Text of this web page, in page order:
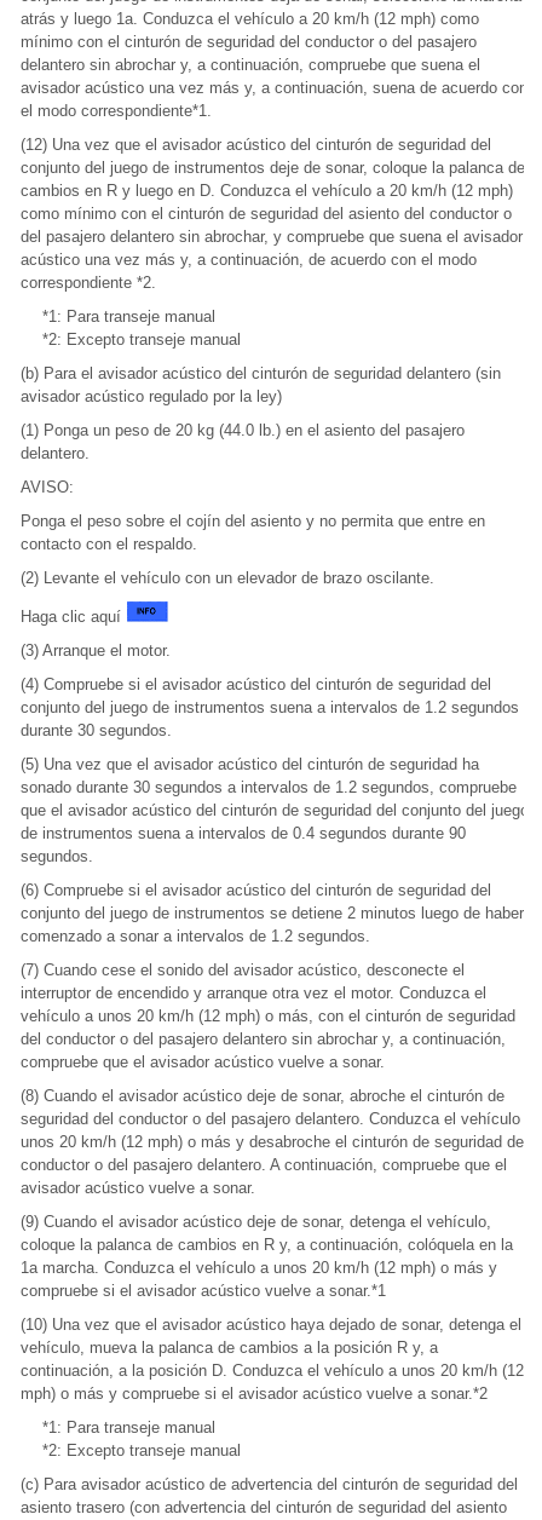
atrás y luego 1a. Conduzca el vehículo a 20 km/h (12 mph) como
mínimo con el cinturón de seguridad del conductor o del pasajero
delantero sin abrochar y, a continuación, compruebe que suena el
avisador acústico una vez más y, a continuación, suena de acuerdo con
el modo correspondiente*1.
(12) Una vez que el avisador acústico del cinturón de seguridad del
conjunto del juego de instrumentos deje de sonar, coloque la palanca de
cambios en R y luego en D. Conduzca el vehículo a 20 km/h (12 mph)
como mínimo con el cinturón de seguridad del asiento del conductor o
del pasajero delantero sin abrochar, y compruebe que suena el avisador
acústico una vez más y, a continuación, de acuerdo con el modo
correspondiente *2.
*1: Para transeje manual
*2: Excepto transeje manual
(b) Para el avisador acústico del cinturón de seguridad delantero (sin
avisador acústico regulado por la ley)
(1) Ponga un peso de 20 kg (44.0 lb.) en el asiento del pasajero
delantero.
AVISO:
Ponga el peso sobre el cojín del asiento y no permita que entre en
contacto con el respaldo.
(2) Levante el vehículo con un elevador de brazo oscilante.
Haga clic aquí
(3) Arranque el motor.
(4) Compruebe si el avisador acústico del cinturón de seguridad del
conjunto del juego de instrumentos suena a intervalos de 1.2 segundos
durante 30 segundos.
(5) Una vez que el avisador acústico del cinturón de seguridad ha
sonado durante 30 segundos a intervalos de 1.2 segundos, compruebe
que el avisador acústico del cinturón de seguridad del conjunto del juego
de instrumentos suena a intervalos de 0.4 segundos durante 90
segundos.
(6) Compruebe si el avisador acústico del cinturón de seguridad del
conjunto del juego de instrumentos se detiene 2 minutos luego de haber
comenzado a sonar a intervalos de 1.2 segundos.
(7) Cuando cese el sonido del avisador acústico, desconecte el
interruptor de encendido y arranque otra vez el motor. Conduzca el
vehículo a unos 20 km/h (12 mph) o más, con el cinturón de seguridad
del conductor o del pasajero delantero sin abrochar y, a continuación,
compruebe que el avisador acústico vuelve a sonar.
(8) Cuando el avisador acústico deje de sonar, abroche el cinturón de
seguridad del conductor o del pasajero delantero. Conduzca el vehículo a
unos 20 km/h (12 mph) o más y desabroche el cinturón de seguridad del
conductor o del pasajero delantero. A continuación, compruebe que el
avisador acústico vuelve a sonar.
(9) Cuando el avisador acústico deje de sonar, detenga el vehículo,
coloque la palanca de cambios en R y, a continuación, colóquela en la
1a marcha. Conduzca el vehículo a unos 20 km/h (12 mph) o más y
compruebe si el avisador acústico vuelve a sonar.*1
(10) Una vez que el avisador acústico haya dejado de sonar, detenga el
vehículo, mueva la palanca de cambios a la posición R y, a
continuación, a la posición D. Conduzca el vehículo a unos 20 km/h (12
mph) o más y compruebe si el avisador acústico vuelve a sonar.*2
*1: Para transeje manual
*2: Excepto transeje manual
(c) Para avisador acústico de advertencia del cinturón de seguridad del
asiento trasero (con advertencia del cinturón de seguridad del asiento